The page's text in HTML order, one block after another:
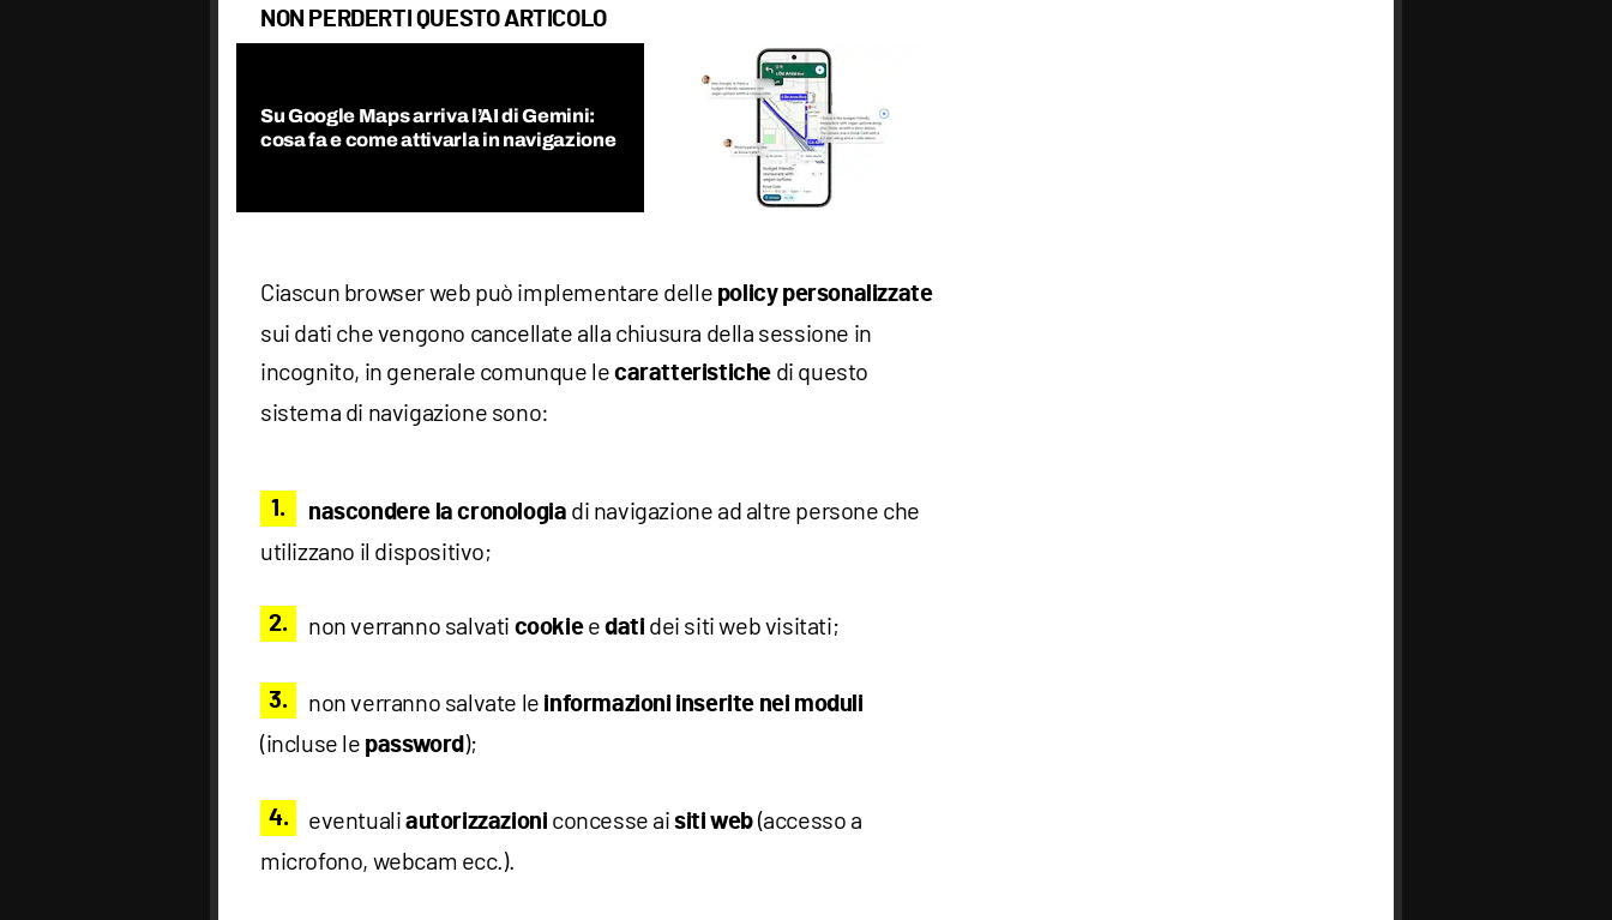
NON PERDERTI QUESTO ARTICOLO
Su Google Maps arriva l’AI di Gemini:
cosa fa e come attivarla in navigazione
Ciascun browser web può implementare delle policy personalizzate
sui dati che vengono cancellate alla chiusura della sessione in
incognito, in generale comunque lecaratteristiche di questo
sistema di navigazione sono:
nascondere la cronologia di navigazione ad altre persone che
utilizzano il dispositivo;
non verranno salvati cookieedati dei siti web visitati;
non verranno salvate le informazioni inserite nei moduli
(incluse le password );
eventuali autorizzazioni concesse aisiti web (accesso a
microfono, webcam ecc.).